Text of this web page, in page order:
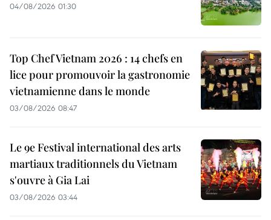
04/08/2026 01:30
Top Chef Vietnam 2026 : 14 chefs en
lice pour promouvoir la gastronomie
vietnamienne dans le monde
03/08/2026 08:47
Le 9e Festival international des arts
martiaux traditionnels du Vietnam
s'ouvre à Gia Lai
03/08/2026 03:44